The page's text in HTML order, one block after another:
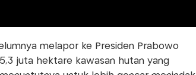
melapor ke Presiden Prabowo
juta hektare kawasan hutan yang